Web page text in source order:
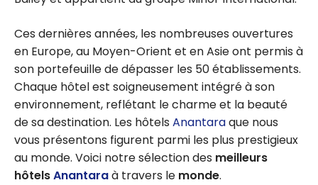
Ces dernières années, les nombreuses ouvertures
en Europe, au Moyen-Orient et en Asie ont permis à
son portefeuille de dépasser les 50 établissements.
Chaque hôtel est soigneusement intégré à son
environnement, reflétant le charme et la beauté
de sa destination. Les hôtels Anantaraque nous
vous présentons figurent parmi les plus prestigieux
au monde. Voici notre sélection des meilleurs
hôtelsAnantaraà travers le monde.